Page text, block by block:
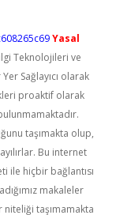
Yasal
Teknolojileri ve
Sağlayıcı olarak
proaktif olarak
taşımakta olup,
Bu internet
ile hiçbir bağlantısı
makaleler
taşımamakta